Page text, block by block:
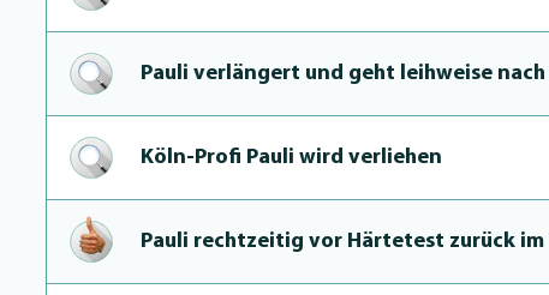
Pauli verlängert und geht leihweise nach
Köln-Profi Pauli wird verliehen
Pauli rechtzeitig vor Härtetest zurück im